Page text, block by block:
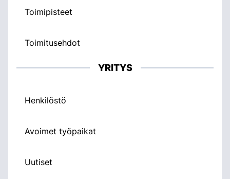
Toimipisteet
Toimitusehdot
YRITYS
Henkilöstö
Avoimet työpaikat
Uutiset